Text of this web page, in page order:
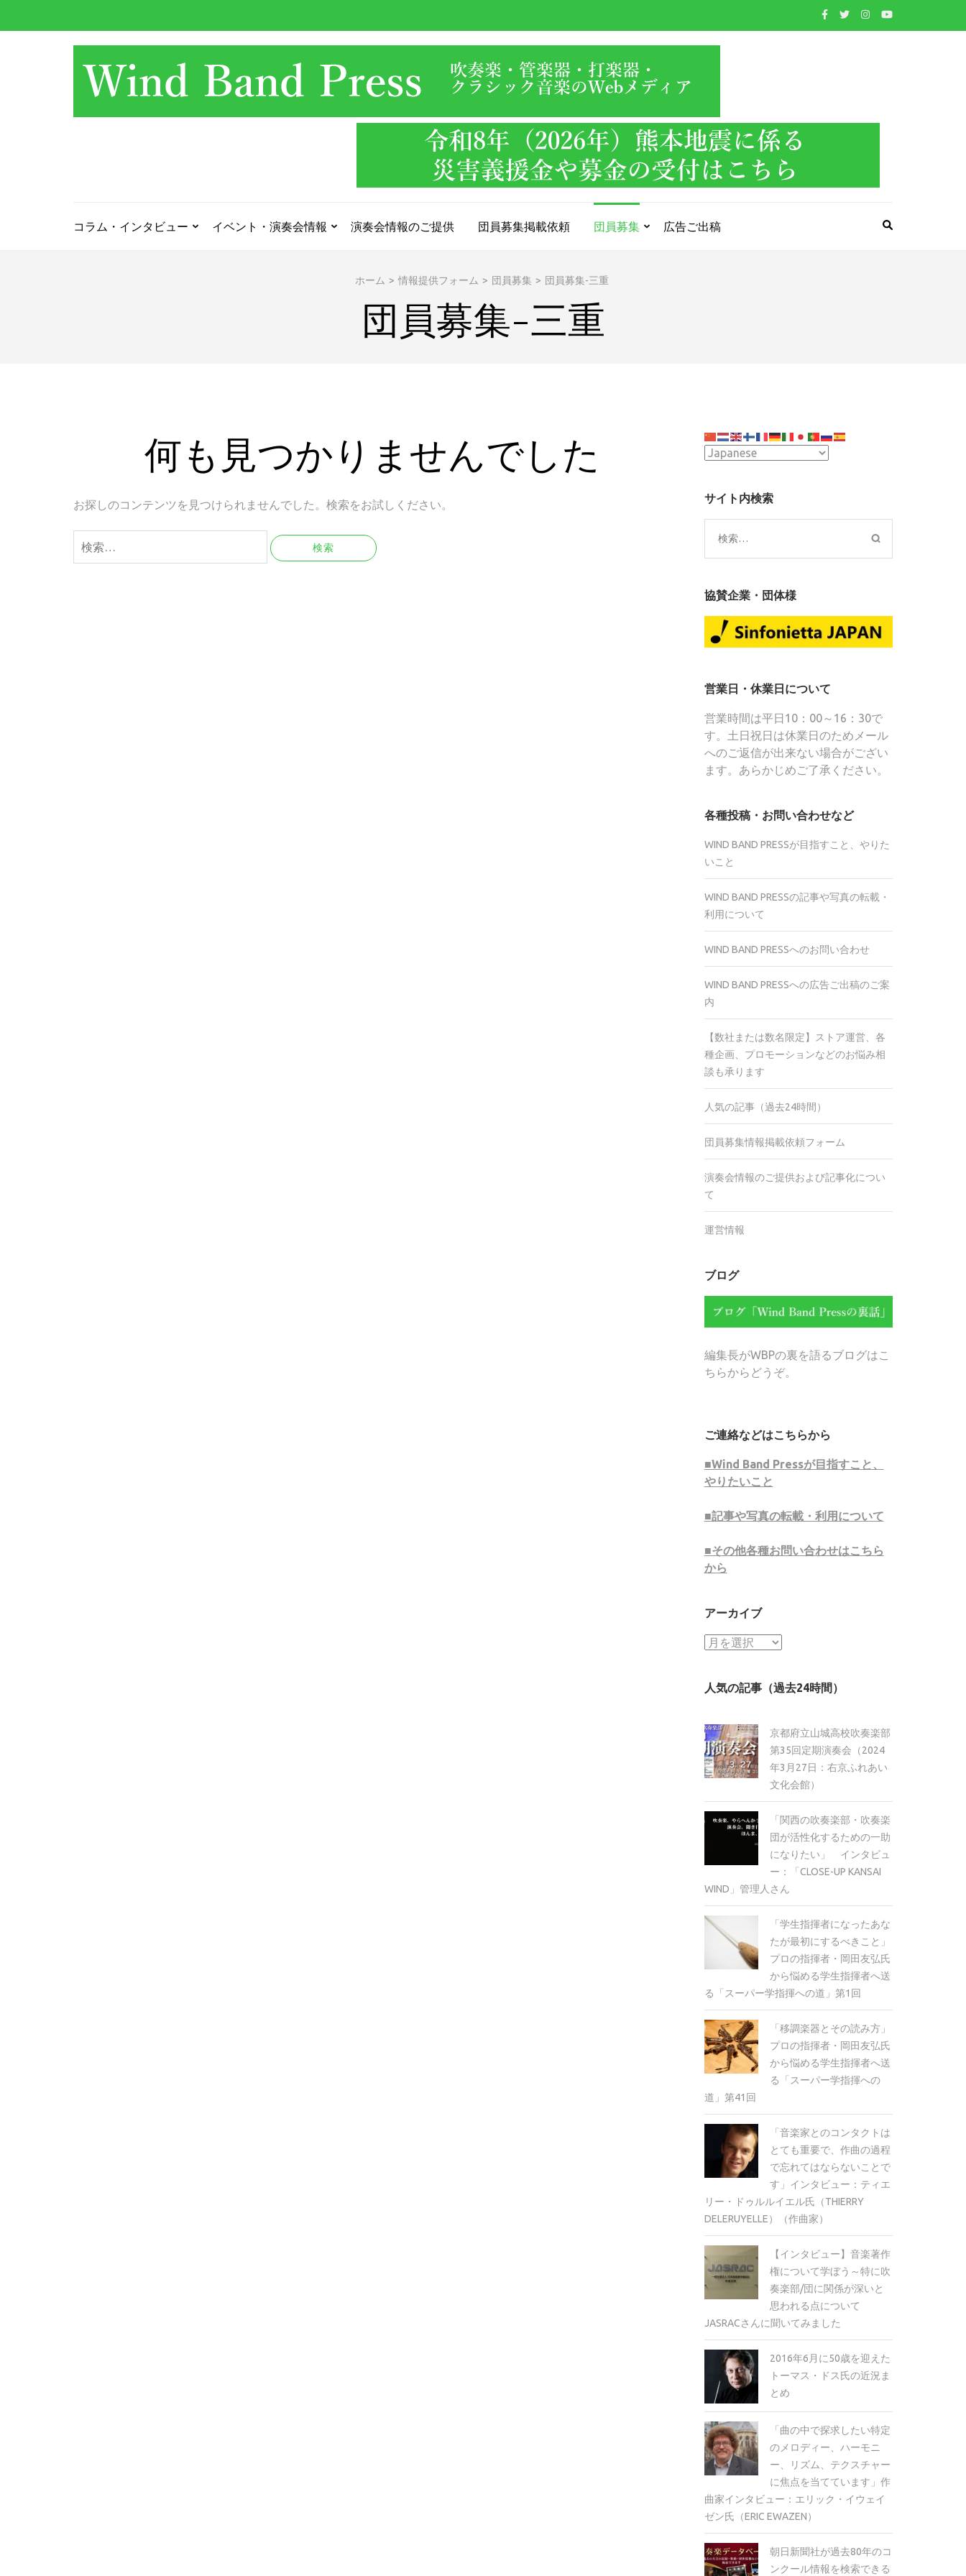
PRESS
コラム・インタビュー イベント・演奏会情報 演奏会情報のご提供 団員募集掲載依頼 団員募集 広告ご出稿
ホーム > 情報提供フォーム > 団員募集 > 団員募集-三重
団員募集-三重
何も見つかりませんでした
お探しのコンテンツを見つけられませんでした。検索をお試しください。
索:
サイト内検索
検
索:
協賛企業・団体様
営業日・休業日について
営業時間は平日10：00～16：30で
す。土日祝日は休業日のためメール
へのご返信が出来ない場合がござい
ます。あらかじめご了承ください。
各種投稿・お問い合わせなど
WIND BAND PRESSが目指すこと、やりた
いこと
WIND BAND PRESSの記事や写真の転載・
利用について
WIND BAND PRESSへのお問い合わせ
WIND BAND PRESSへの広告ご出稿のご案
内
【数社または数名限定】ストア運営、各
種企画、プロモーションなどのお悩み相
談も承ります
人気の記事（過去24時間）
団員募集情報掲載依頼フォーム
演奏会情報のご提供および記事化につい
て
運営情報
ブログ
編集長がWBPの裏を語るブログはこ
ちらからどうぞ。
ご連絡などはこちらから
■Wind Band Pressが目指すこと、
やりたいこと
■記事や写真の転載・利用について
■その他各種お問い合わせはこちら
から
アーカイブ
ア
イ
人気の記事（過去24時間）
京都府立山城高校吹奏楽部
第35回定期演奏会（2024
年3月27日：右京ふれあい
文化会館）
「関西の吹奏楽部・吹奏楽
団が活性化するための一助
になりたい」 インタビュ
ー：「CLOSE-UP KANSAI
WIND」管理人さん
「学生指揮者になったあな
たが最初にするべきこと」
プロの指揮者・岡田友弘氏
から悩める学生指揮者へ送
る「スーパー学指揮への道」第1回
「移調楽器とその読み方」
プロの指揮者・岡田友弘氏
から悩める学生指揮者へ送
る「スーパー学指揮への
道」第41回
「音楽家とのコンタクトは
とても重要で、作曲の過程
で忘れてはならないことで
す」インタビュー：ティエ
リー・ドゥルルイエル氏（THIERRY
DELERUYELLE）（作曲家）
【インタビュー】音楽著作
権について学ぼう～特に吹
奏楽部/団に関係が深いと
思われる点について
JASRACさんに聞いてみました
2016年6月に50歳を迎えた
トーマス・ドス氏の近況ま
とめ
「曲の中で探求したい特定
のメロディー、ハーモニ
ー、リズム、テクスチャー
に焦点を当てています」作
曲家インタビュー：エリック・イウェイ
ゼン氏（ERIC EWAZEN）
朝日新聞社が過去80年のコ
ンクール情報を検索できる